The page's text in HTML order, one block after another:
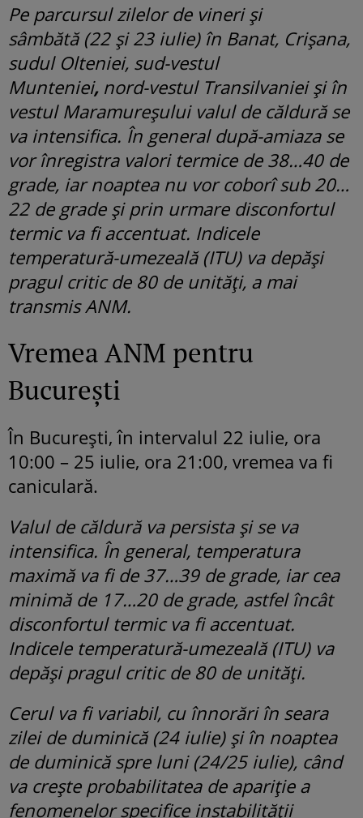
Pe parcursul zilelor de vineri și
sâmbătă (22 și 23 iulie) în Banat, Crișana,
sudul Olteniei, sud-vestul
Munteniei, nord-vestul Transilvaniei și în
vestul Maramureșului valul de căldură se
va intensifica. În general după-amiaza se
vor înregistra valori termice de 38…40 de
grade, iar noaptea nu vor coborî sub 20…
22 de grade și prin urmare disconfortul
termic va fi accentuat. Indicele
temperatură-umezeală (ITU) va depăși
pragul critic de 80 de unități, a mai
transmis ANM.
Vremea ANM pentru
București
În București, în intervalul 22 iulie, ora
10:00 – 25 iulie, ora 21:00, vremea va fi
caniculară.
Valul de căldură va persista și se va
intensifica. În general, temperatura
maximă va fi de 37…39 de grade, iar cea
minimă de 17…20 de grade, astfel încât
disconfortul termic va fi accentuat.
Indicele temperatură-umezeală (ITU) va
depăși pragul critic de 80 de unități.
Cerul va fi variabil, cu înnorări în seara
zilei de duminică (24 iulie) și în noaptea
de duminică spre luni (24/25 iulie), când
va crește probabilitatea de apariție a
fenomenelor specifice instabilității